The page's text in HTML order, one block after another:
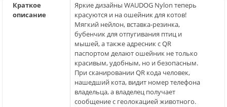
Краткое
описание
Яркие дизайны WAUDOG Nylon теперь
красуются и на ошейник для котов!
Мягкий нейлон, вставка-резинка,
бубенчик для отпугивания птиц и
мышей, а также адресник с QR
паспортом делают ошейник не только
красивым, удобным, но и безопасным.
При сканировании QR кода человек,
нашедший кота, видит номер телефона
владельца, а владелец получает
сообщение с геолокацией животного.